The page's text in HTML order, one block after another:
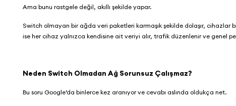
Ama bunu rastgele değil, akıllı şekilde yapar.
Switch olmayan bir ağda veri paketleri karmaşık şekilde dolaşır,
ise her cihaz yalnızca kendisine ait veriyi alır, trafik düzenlenir ve genel
Neden Switch Olmadan Ağ Sorunsuz Çalışmaz?
Bu soru Google’da binlerce kez aranıyor ve cevabı aslında oldukça net.